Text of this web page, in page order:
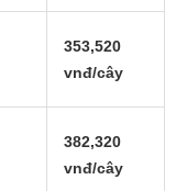
353,520
vnđ/cây
382,320
vnđ/cây